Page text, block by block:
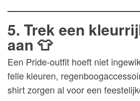
5. Trek een
aan 👕
Een Pride-outfit hoeft niet
felle kleuren,
shirt zorgen al voor een